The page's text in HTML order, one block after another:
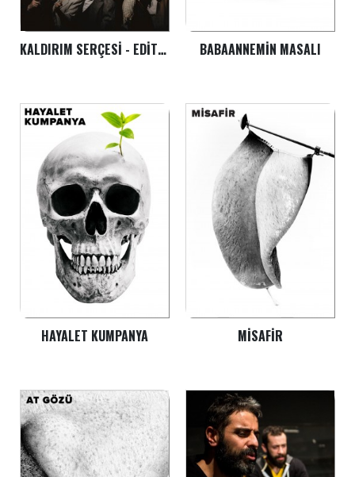
KALDIRIM SERÇESI - EDITH PIAF BABAANNEMIN MASALI
HAYALET KUMPANYA MISAFIR